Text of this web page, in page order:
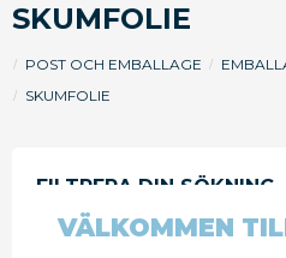
SKUMFOLIE
POST OCH EMBALLAGE
SKUMFOLIE
FILTRERA
VÄLKOMMEN